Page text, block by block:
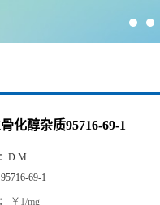
化醇杂质95716-69-1
D.M
95716-69-1
￥1/mg